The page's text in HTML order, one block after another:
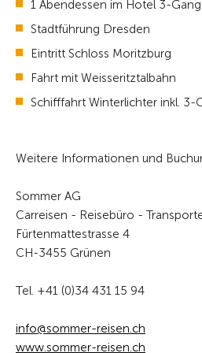
1 Abendessen im Hotel 3-Gang
Stadtführung Dresden
Eintritt Schloss Moritzburg
Fahrt mit Weisseritztalbahn
Schifffahrt Winterlichter inkl. 3-
Weitere Informationen und
Sommer AG
Carreisen - Reisebüro -
Fürtenmattestrasse 4
CH-3455 Grünen
Tel. +41 (0)34 431 15 94
nf s mm r-r s n ch
www.sommer-reisen.ch